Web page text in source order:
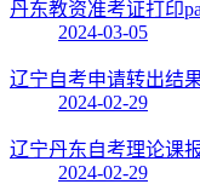
丹东教资准考证打印
2024-03-05
辽宁自考申请转出结
2024-02-29
辽宁丹东自考理论课
2024-02-29